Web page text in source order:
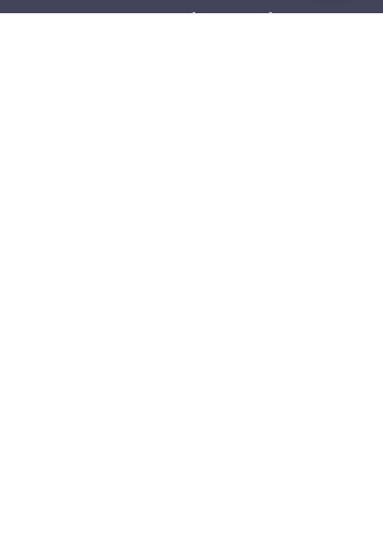
реализовать автомобиль в любом